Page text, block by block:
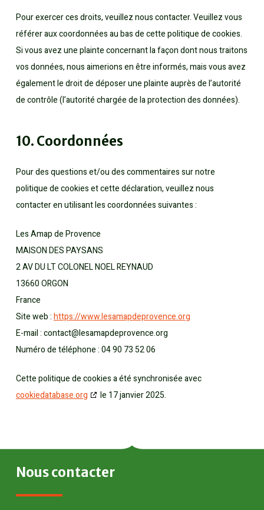
Pour exercer ces droits, veuillez nous contacter. Veuillez vous
référer aux coordonnées au bas de cette politique de cookies.
Si vous avez une plainte concernant la façon dont nous traitons
vos données, nous aimerions en être informés, mais vous avez
également le droit de déposer une plainte auprès de l’autorité
de contrôle (l’autorité chargée de la protection des données).
10. Coordonnées
Pour des questions et/ou des commentaires sur notre
politique de cookies et cette déclaration, veuillez nous
contacter en utilisant les coordonnées suivantes :
Les Amap de Provence
MAISON DES PAYSANS
2 AV DU LT COLONEL NOEL REYNAUD
13660 ORGON
France
Site web :https://www.lesamapdeprovence.org
E-mail :contact@lesamapdeprovence.org
Numéro de téléphone : 04 90 73 52 06
Cette politique de cookies a été synchronisée avec
cookiedatabase.org
le 17 janvier 2025.
Nouscontacter